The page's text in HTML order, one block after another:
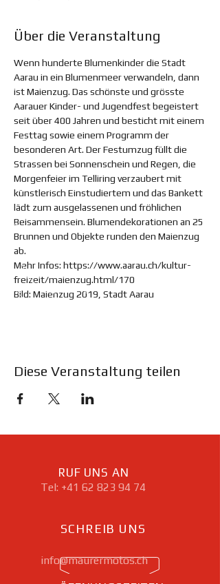
Über die Veranstaltung
Wenn hunderte Blumenkinder die Stadt
Aarau in ein Blumenmeer verwandeln, dann
ist Maienzug. Das schönste und grösste
Aarauer Kinder- und Jugendfest begeistert
seit über 400 Jahren und besticht mit einem
Festtag sowie einem Programm der
besonderen Art. Der Festumzug füllt die
Strassen bei Sonnenschein und Regen, die
Morgenfeier im Telliring verzaubert mit
künstlerisch Einstudiertem und das Bankett
lädt zum ausgelassenen und fröhlichen
Beisammensein. Blumendekorationen an 25
Brunnen und Objekte runden den Maienzug
ab.
Mehr Infos: https://www.aarau.ch/kultur-
freizeit/maienzug.html/170
Bild: Maienzug 2019, Stadt Aarau
Diese Veranstaltung teilen
RUF UNS AN
Tel: +41 62 823 94 74
SCHREIB UNS
info@maurermotos.ch